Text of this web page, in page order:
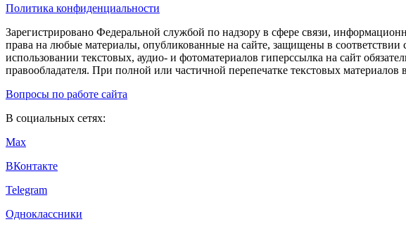
Политика конфиденциальности
Зарегистрировано Федеральной службой по надзору в сфере связи,
права на любые материалы, опубликованные на сайте, защищены в
использовании текстовых, аудио- и фотоматериалов гиперссылка на сайт
правообладателя. При полной или частичной перепечатке текстовых материалов
Вопросы по работе сайта
В социальных сетях:
Max
ВКонтакте
Telegram
Одноклассники